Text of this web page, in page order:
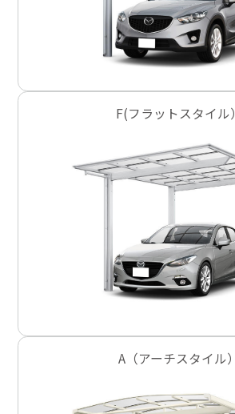
F(フラットスタイル）
A（アーチスタイル）